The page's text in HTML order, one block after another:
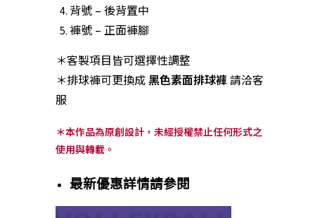
背號 – 後背置中
褲號 – 正面褲腳
＊客製項目皆可選擇性調整
＊排球褲可更換成黑色素面排球褲請洽客
服
＊本作品為原創設計，未經授權禁止任何形式之
使用與轉載。
最新優惠詳情請參閱